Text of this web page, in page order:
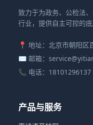
致力于为政务、公检法
行业，提供自主可控的
📍 地址：北京市朝阳区
✉️ 邮箱：
📞 电话：18101296137
产品与服务